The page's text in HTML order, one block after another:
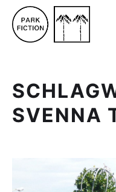
SVENNA